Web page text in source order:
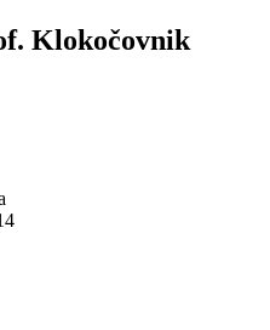
Klokočovnik